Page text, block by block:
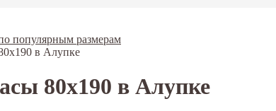
популярным размерам
в Алупке
80x190 в Алупке